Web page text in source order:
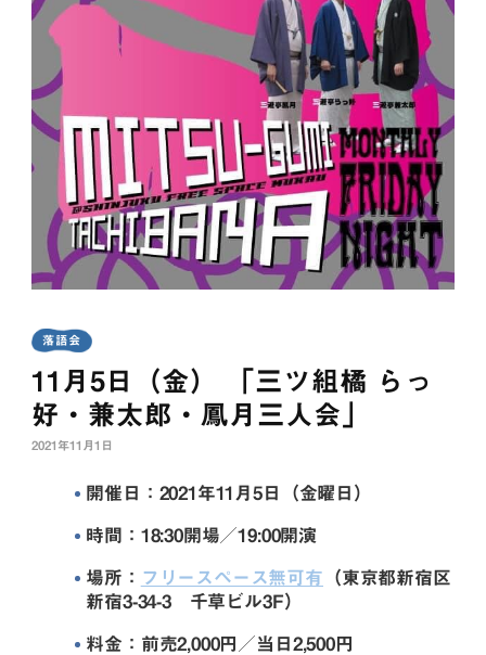
落語会
11月5日（金） 「三ツ組橘 らっ
好・兼太郎・鳳月三人会」
2021年11月1日
開催日：2021年11月5日（金曜日）
時間：18:30開場／19:00開演
場所： フリースペース無可有 （東京都新宿区
新宿3-34-3 千草ビル3F）
料金：前売2,000円／当日2,500円